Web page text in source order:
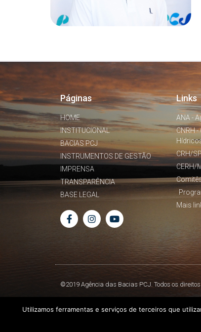
Páginas
HOME
INSTITUCIONAL
BACIAS PCJ
INSTRUMENTOS DE GESTÃO
IMPRENSA
TRANSPARÊNCIA
BASE LEGAL
Links
ANA -
CNRH
CRH/
CERH/
Mais
©2019 Agência das Bacias PCJ. Todos os
Utilizamos ferramentas e serviços de terceiros que